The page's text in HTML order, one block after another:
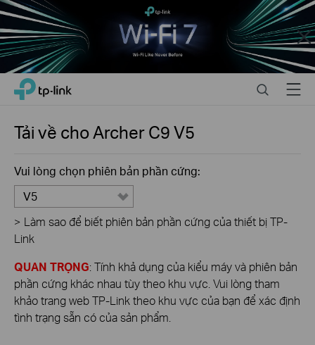
Close
Click
the
navigation
TP-Link, Reliably Smart SearchMenu
Tải về choArcher C9V5
Vui lòng chọn phiên bản phần cứng:
V5
> Làm sao để biết phiên bản phần cứng của thiết bị TP-
Link
QUAN TRỌNG: Tính khả dụng của kiểu máy và phiên bản
phần cứng khác nhau tùy theo khu vực. Vui lòng tham
khảo trang web TP-Link theo khu vực của bạn để xác định
tình trạng sẵn có của sản phẩm.